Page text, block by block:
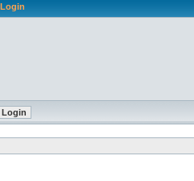
Login